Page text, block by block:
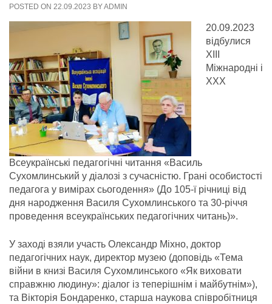
POSTED ON 22.09.2023 BYADMIN
20.09.2023
відбулися
ХІІІ
Міжнародні і
ХХХ
Всеукраїнські педагогічні читання «Василь
Сухомлинський у діалозі з сучасністю. Грані особистості
педагога у вимірах сьогодення» (До 105-ї річниці від
дня народження Василя Сухомлинського та 30-річчя
проведення всеукраїнських педагогічних читань)».
У заході взяли участь Олександр Міхно, доктор
педагогічних наук, директор музею (доповідь «Тема
війни в книзі Василя Сухомлинського «Як виховати
справжню людину»: діалог із теперішнім і майбутнім»),
та Вікторія Бондаренко, старша наукова співробітниця